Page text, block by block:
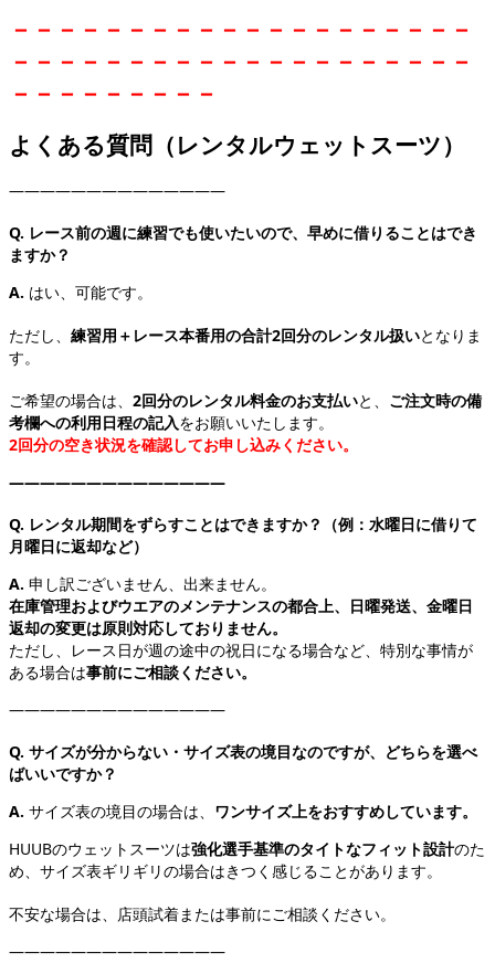
－－－－－－－－－－－－－－－－－－－－
－－－－－－－－－－－－－－－－－－－－
－－－－－－－－－
よくある質問（レンタルウェットスーツ）
――――――――――――――
Q. レース前の週に練習でも使いたいので、早めに借りることはでき
ますか？
A. はい、可能です。
ただし、 練習用＋レース本番用の合計2回分のレンタル扱いとなりま
す。
ご希望の場合は、 2回分のレンタル料金のお支払いと、 ご注文時の備
考欄への利用日程の記入をお願いいたします。
2回分の空き状況を確認してお申し込みください。
――――――――――――――
Q. レンタル期間をずらすことはできますか？（例：水曜日に借りて
月曜日に返却など）
A. 申し訳ございません、出来ません。
在庫管理およびウエアのメンテナンスの都合上、日曜発送、金曜日
返却の変更は原則対応しておりません。
ただし、レース日が週の途中の祝日になる場合など、特別な事情が
ある場合は事前にご相談ください。
――――――――――――――
Q. サイズが分からない・サイズ表の境目なのですが、どちらを選べ
ばいいですか？
A. サイズ表の境目の場合は、 ワンサイズ上をおすすめしています。
HUUBのウェットスーツは強化選手基準のタイトなフィット設計のた
め、サイズ表ギリギリの場合はきつく感じることがあります。
不安な場合は、店頭試着または事前にご相談ください。
――――――――――――――